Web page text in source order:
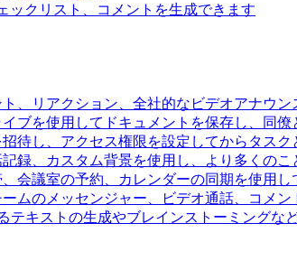
ックリスト、コメントを生成できます
、リアクション、全社的なビデオアナウン
ブを使用してドキュメントを保存し、同
待し、アクセス権限を設定してからタス
録、カスタム背景を使用し、より多くの
会議室の予約、カレンダーの同期を使用し
ムのメッセンジャー、ビデオ通話、コメ
テキストの生成やブレインストーミングな